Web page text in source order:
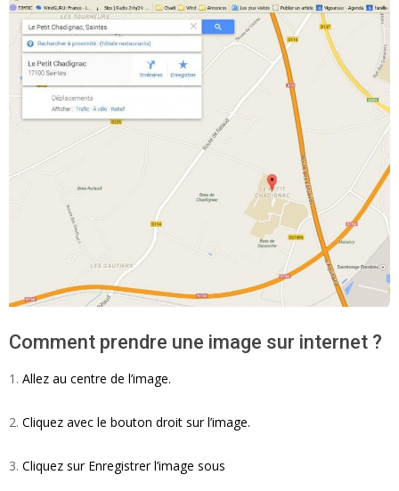
Comment prendre une image sur internet ?
Allez au centre de l’image.
Cliquez avec le bouton droit sur l’image.
Cliquez sur Enregistrer l’image sous